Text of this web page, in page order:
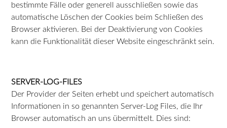
bestimmte Fälle oder generell ausschließen sowie das
automatische Löschen der Cookies beim Schließen des
Browser aktivieren. Bei der Deaktivierung von Cookies
kann die Funktionalität dieser Website eingeschränkt sein.
SERVER-LOG-FILES
Der Provider der Seiten erhebt und speichert automatisch
Informationen in so genannten Server-Log Files, die Ihr
Browser automatisch an uns übermittelt. Dies sind: